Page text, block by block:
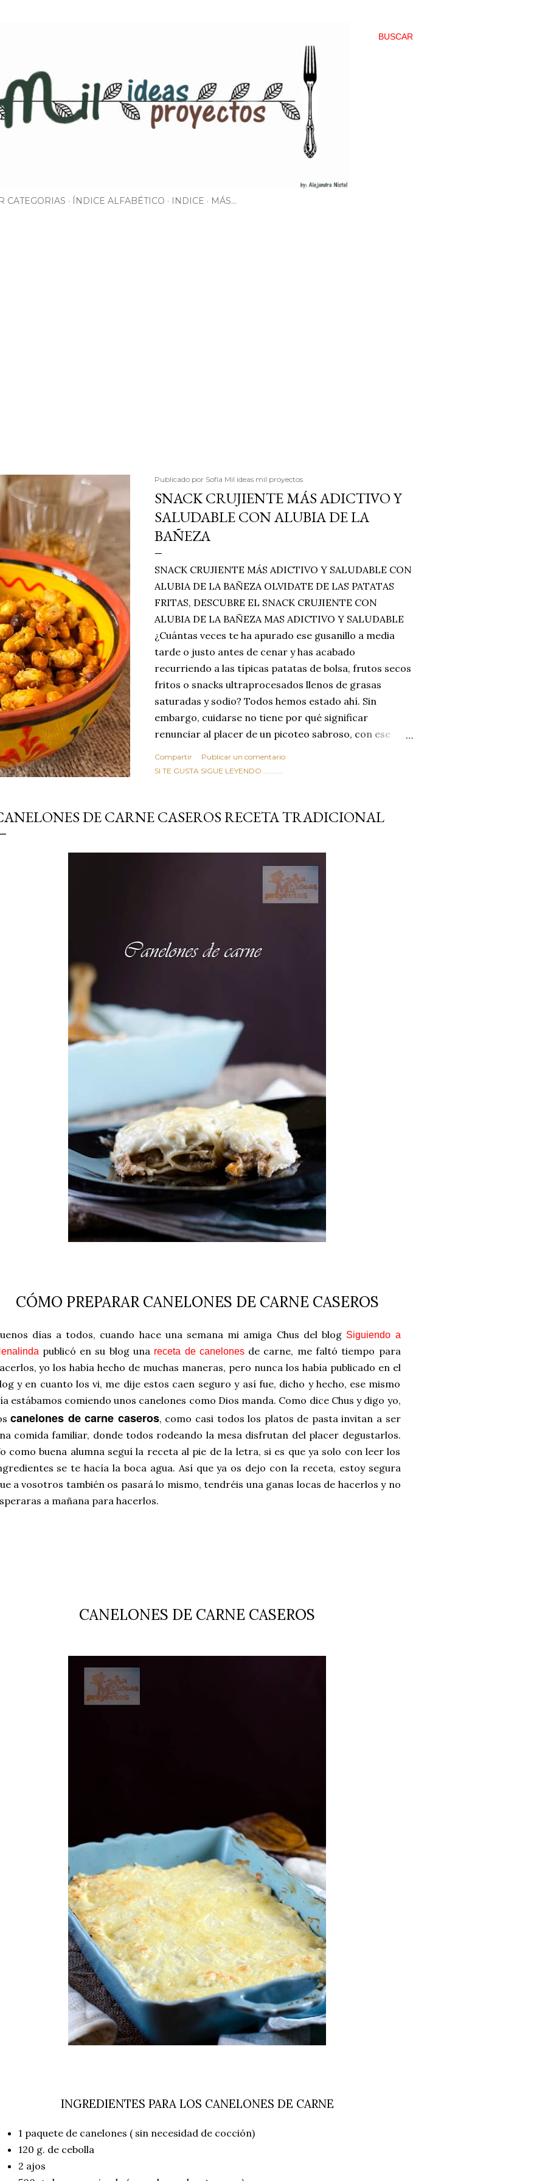
BUSCAR
CATEGORIAS ÍNDICE ALFABÉTICO INDICE MÁS…
Publicado por Sofía Mil ideas mil proyectos
SNACK CRUJIENTE MÁS ADICTIVO Y
SALUDABLE CON ALUBIA DE LA
BAÑEZA
SNACK CRUJIENTE MÁS ADICTIVO Y SALUDABLE CON
ALUBIA DE LA BAÑEZA OLVIDATE DE LAS PATATAS
FRITAS, DESCUBRE EL SNACK CRUJIENTE CON
ALUBIA DE LA BAÑEZA MAS ADICTIVO Y SALUDABLE
¿Cuántas veces te ha apurado ese gusanillo a media
tarde o justo antes de cenar y has acabado
recurriendo a las típicas patatas de bolsa, frutos secos
fritos o snacks ultraprocesados llenos de grasas
saturadas y sodio? Todos hemos estado ahí. Sin
embargo, cuidarse no tiene por qué significar
renunciar al placer de un picoteo sabroso, con ese
Estas alubias crujientes al horno van a cambiar por
tradicionales y copiosos de invierno. Con esta receta
en un snack ligero, dorado, cargado de proteína y
100% natural. Es el sustituto perfecto a los frutos se...
Compartir
Publicar un comentario
SI TE GUSTA SIGUE LEYENDO............
DE CARNE CASEROS RECETA TRADICIONAL
CÓMO PREPARAR CANELONES DE CARNE CASEROS
días a todos, cuando hace una semana mi amiga Chus del blog Siguiendo a
publicó en su blog una receta de canelonesde carne, me faltó tiempo para
yo los había hecho de muchas maneras, pero nunca los había publicado en el
y en cuanto los vi, me dije estos caen seguro y así fue, dicho y hecho, ese mismo
estábamos comiendo unos canelones como Dios manda. Como dice Chus y digo yo,
canelones de carne caseros, como casi todos los platos de pasta invitan a ser
comida familiar, donde todos rodeando la mesa disfrutan del placer degustarlos.
como buena alumna seguí la receta al pie de la letra, si es que ya solo con leer los
se te hacía la boca agua. Así que ya os dejo con la receta, estoy segura
a vosotros también os pasará lo mismo, tendréis una ganas locas de hacerlos y no
a mañana para hacerlos.
CANELONES DE CARNE CASEROS
INGREDIENTES PARA LOS CANELONES DE CARNE
1 paquete de canelones ( sin necesidad de cocción)
120 g. de cebolla
2 ajos